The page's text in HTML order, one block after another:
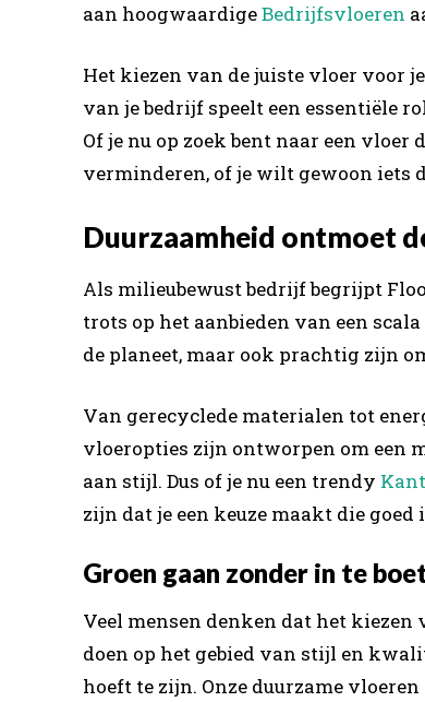
aan hoogwaardigeBedrijfsvloeren
Het kiezen van de juiste vloer voor
van je bedrijf speelt een essentiële
Of je nu op zoek bent naar een
verminderen, of je wilt gewoon iets
Duurzaamheid ontmoet
Als milieubewust bedrijf begrijpt
trots op het aanbieden van een
de planeet, maar ook prachtig zijn
Van gerecyclede materialen tot
vloeropties zijn ontworpen om een
aan stijl. Dus of je nu een trendy
zijn dat je een keuze maakt die
Groen gaan zonder in te
Veel mensen denken dat het kiezen
doen op het gebied van stijl en
hoeft te zijn. Onze duurzame